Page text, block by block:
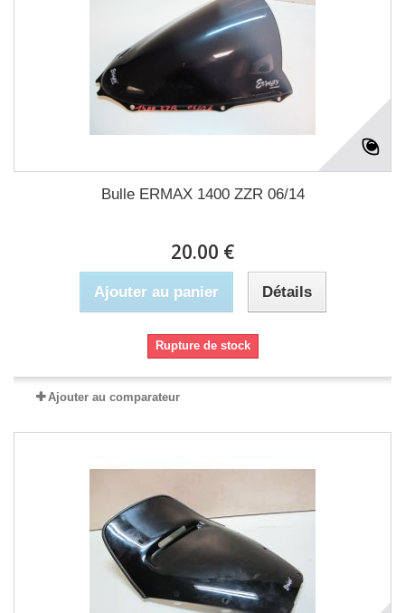
Bulle ERMAX 1400 ZZR 06/14
20.00 €
Ajouter au panier Détails
Rupture de stock
Ajouter au comparateur